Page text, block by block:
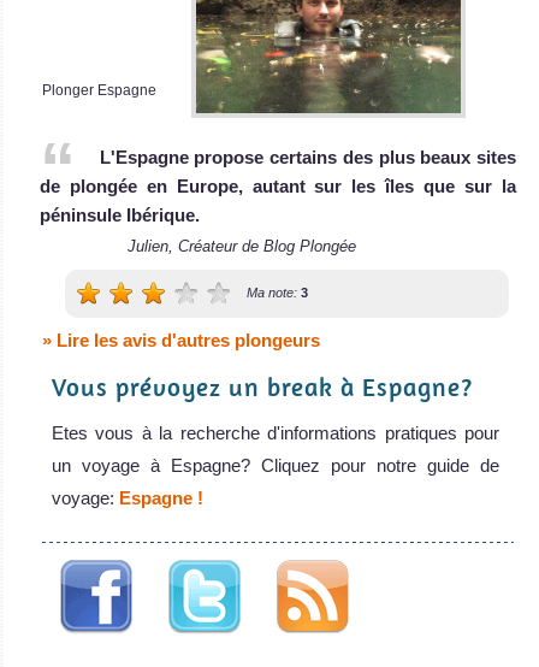
découvrir, autant
sur terre que
sous l'eau!
Islande Avis sur la
Italie
intéressants, et
il y a la plongée
sous-marine qui
Plonger Espagne
L'Espagne propose certains des plus beaux sites
de plongée en Europe, autant sur les îles que sur la
péninsule Ibérique.
Julien, Créateur de Blog Plongée
Ma note: 3
» Lire les avis d'autres plongeurs
Vous prévoyez un break à Espagne?
Etes vous à la recherche d'informations pratiques pour
un voyage à Espagne? Cliquez pour notre guide de
voyage: Espagne !